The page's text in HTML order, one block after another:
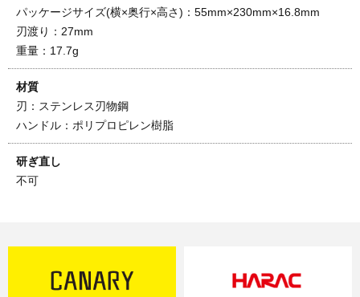
パッケージサイズ(横×奥行×高さ)：55mm×230mm×16.8mm
刃渡り：27mm
重量：17.7g
材質
刃：ステンレス刃物鋼
ハンドル：ポリプロピレン樹脂
研ぎ直し
不可